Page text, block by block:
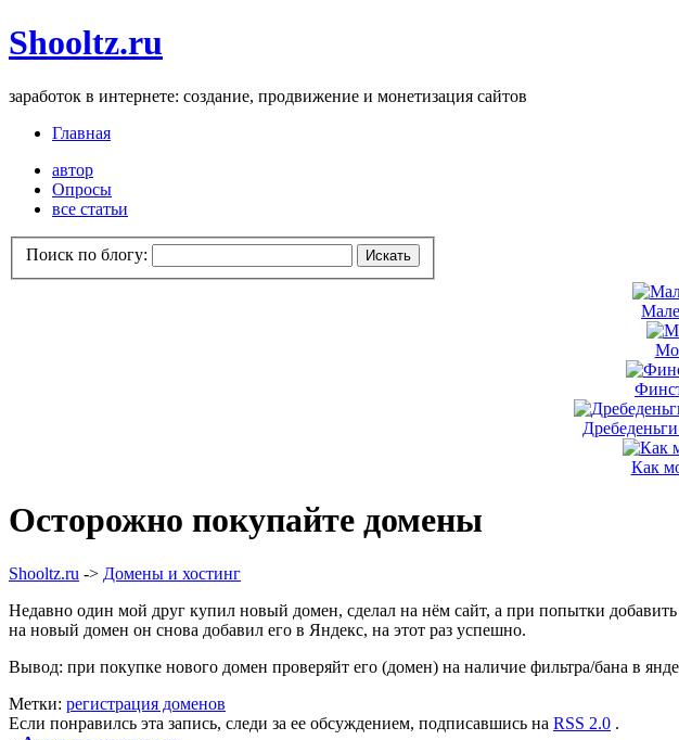
Shooltz.ru
заработок в интернете: создание, продвижение и монетизация сайтов
Главная
автор
Опросы
все статьи
Поиск по блогу:
Как
Осторожно покупайте домены
Shooltz.ru -> Домены и хостинг
Недавно один мой друг купил новый домен, сделал на нём сайт, а при попытки
на новый домен он снова добавил его в Яндекс, на этот раз успешно.
Вывод: при покупке нового домен проверяйт его (домен) на наличие фильтра/бана в
Метки: регистрация доменов
Если понравилсь эта запись, следи за ее обсуждением, подписавшись на RSS 2.0 .